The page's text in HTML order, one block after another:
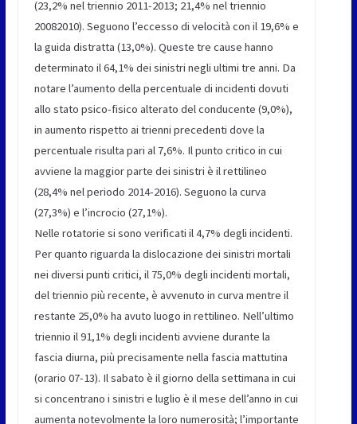
(23,2% nel triennio 2011-2013; 21,4% nel triennio
20082010). Seguono l’eccesso di velocità con il 19,6% e
la guida distratta (13,0%). Queste tre cause hanno
determinato il 64,1% dei sinistri negli ultimi tre anni. Da
notare l’aumento della percentuale di incidenti dovuti
allo stato psico-fisico alterato del conducente (9,0%),
in aumento rispetto ai trienni precedenti dove la
percentuale risulta pari al 7,6%. Il punto critico in cui
avviene la maggior parte dei sinistri è il rettilineo
(28,4% nel periodo 2014-2016). Seguono la curva
(27,3%) e l’incrocio (27,1%).
Nelle rotatorie si sono verificati il 4,7% degli incidenti.
Per quanto riguarda la dislocazione dei sinistri mortali
nei diversi punti critici, il 75,0% degli incidenti mortali,
del triennio più recente, è avvenuto in curva mentre il
restante 25,0% ha avuto luogo in rettilineo. Nell’ultimo
triennio il 91,1% degli incidenti avviene durante la
fascia diurna, più precisamente nella fascia mattutina
(orario 07-13). Il sabato è il giorno della settimana in cui
si concentrano i sinistri e luglio è il mese dell’anno in cui
aumenta notevolmente la loro numerosità; l’importante